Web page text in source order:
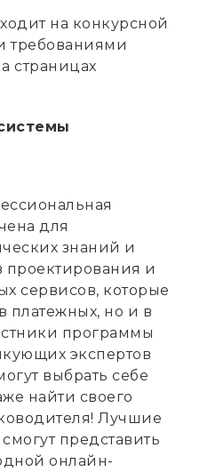
на конкурсной
требованиями
страницах
для
знаний и
проектирования и
сервисов, которые
платежных, но и в
программы
экспертов
выбрать себе
найти своего
Лучшие
представить
онлайн-